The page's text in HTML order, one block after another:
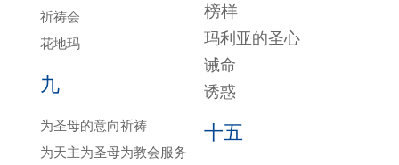
祈祷会
花地玛
九
为圣母的意向祈祷
为天主为圣母为教会服务
榜样
玛利亚的圣心
诫命
诱惑
十五